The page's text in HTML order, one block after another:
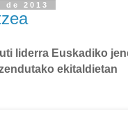
de 2013
liderra Euskadiko
ekitaldietan